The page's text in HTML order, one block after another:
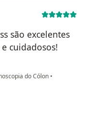
são excelentes
cuidadosos!
do Cólon •